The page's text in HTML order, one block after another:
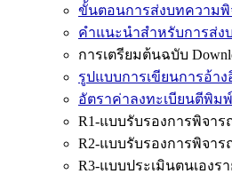
ขั้นตอนการส่งบทความ
คำแนะนำสำหรับการส่
การเตรียมต้นฉบับ
รูปแบบการเขียนการอ้าง
อัตราค่าลงทะเบียนตีพิมพ์
R1-แบบรับรองการพิจา
R2-แบบรับรองการพิจา
R3-แบบประเมินตนเองร